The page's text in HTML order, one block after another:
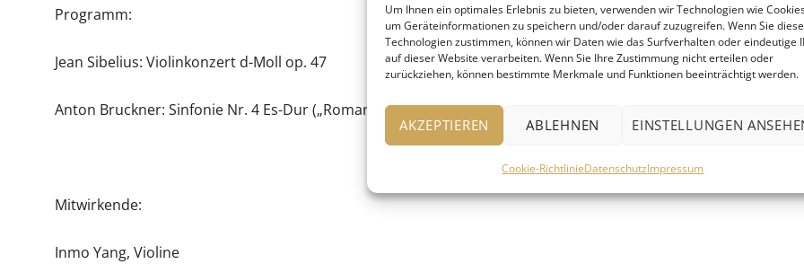
Um Ihnen ein optimales Erlebnis zu bieten, verwenden wir Technologien wie
um Geräteinformationen zu speichern und/oder darauf zuzugreifen. Wenn Sie
Technologien zustimmen, können wir Daten wie das Surfverhalten oder eindeutige
auf dieser Website verarbeiten. Wenn Sie Ihre Zustimmung nicht erteilen oder
zurückziehen, können bestimmte Merkmale und Funktionen beeinträchtigt werden.
AKZEPTIEREN ABLEHNEN EINSTELLUNGEN
Cookie-RichtlinieDatenschutzImpressum
Programm:
Jean Sibelius: Violinkonzert d-Moll op. 47
Anton Bruckner: Sinfonie Nr. 4 Es-Dur („Romantische“)
Mitwirkende:
Inmo Yang, Violine